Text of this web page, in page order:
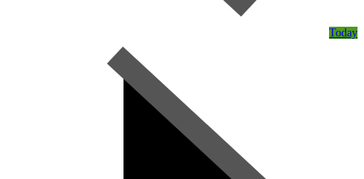
Today